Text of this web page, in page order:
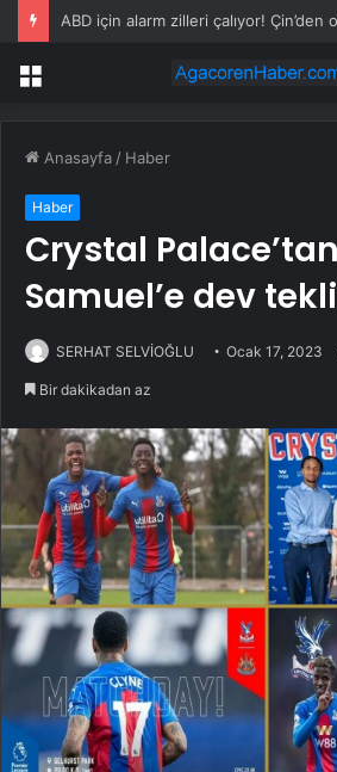
Menü
Anasayfa / Haber
Haber
Crystal
Samuel’e dev
SERHAT SELVİOĞLU Ocak 17, 2023
Bir dakikadan az